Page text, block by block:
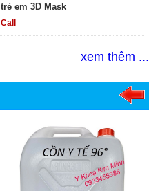
trẻ em 3D Mask
Call
xem thêm ...